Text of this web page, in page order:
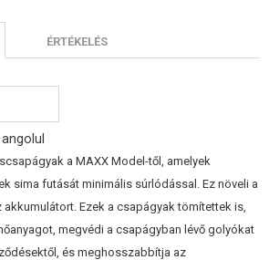
ÉRTÉKELÉS
a MAXX Model-től, amelyek
sima futását minimális súrlódással. Ez növeli a
akkumulátort. Ezek a csapágyak tömítettek is,
megvédi a csapágyban lévő golyókat
és meghosszabbítja az